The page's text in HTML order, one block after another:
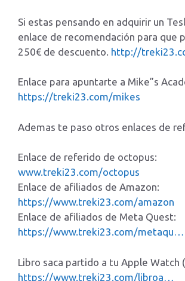
Si estas pensando en adquirir un
enlace de recomendación para que
250€ de descuento. http://
Enlace para apuntarte a Mike”s
https://treki23.com/mikes
Ademas te paso otros enlaces de
Enlace de referido de octopus:
www.treki23.com/octopus
Enlace de afiliados de Amazon:
https://www.treki23.com/amazon
Enlace de afiliados de Meta Quest:
https://www.treki23.com/metaqu…
Libro saca partido a tu Apple Watch
https://www.treki23.com/libroa…